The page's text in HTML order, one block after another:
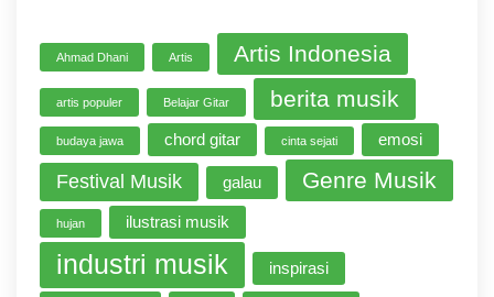
Ahmad Dhani Artis Artis Indonesia
artis populer Belajar Gitar berita musik
budaya jawa chord gitar cinta sejati emosi
Festival Musik galau Genre Musik
hujan ilustrasi musik
industri musik inspirasi